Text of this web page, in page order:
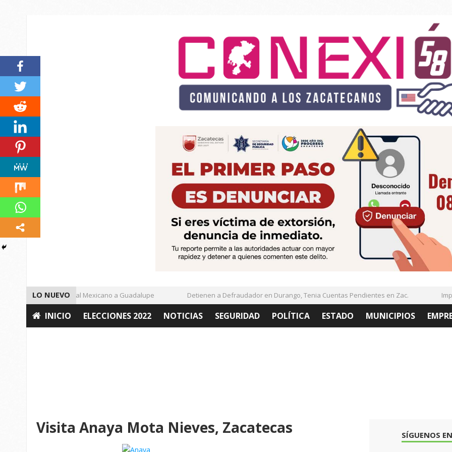
LO NUEVO
Enamora el Regional Mexicano a Guadalupe Detienen a Defraudador en Durango, Tenia Cuentas Pendientes en Zac.
INICIO ELECCIONES 2022 NOTICIAS SEGURIDAD POLÍTICA ESTADO MUNICIPIOS
Visita Anaya Mota Nieves, Zacatecas SÍGUENOS